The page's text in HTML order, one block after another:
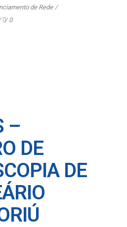
de Rede
0
–
DE
DE